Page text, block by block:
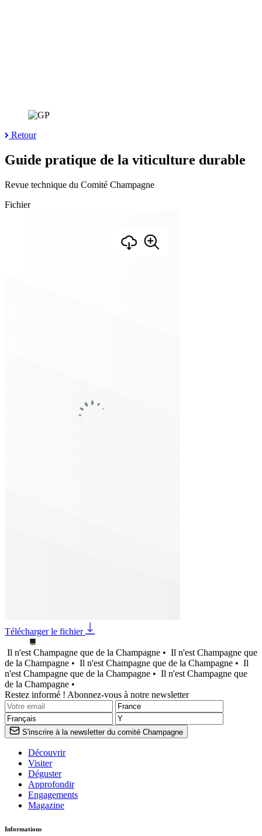
Retour
Guide pratique de la viticulture durable
Revue technique du Comité Champagne
Fichier
Télécharger le fichier
Il n'est Champagne que de la Champagne • Il n'est Champagne que
de la Champagne • Il n'est Champagne que de la Champagne • Il
n'est Champagne que de la Champagne • Il n'est Champagne que
de la Champagne •
Restez informé ! Abonnez-vous à notre newsletter
S'inscrire à la newsletter du comité Champagne
Découvrir
Visiter
Déguster
Approfondir
Engagements
Magazine
Informations